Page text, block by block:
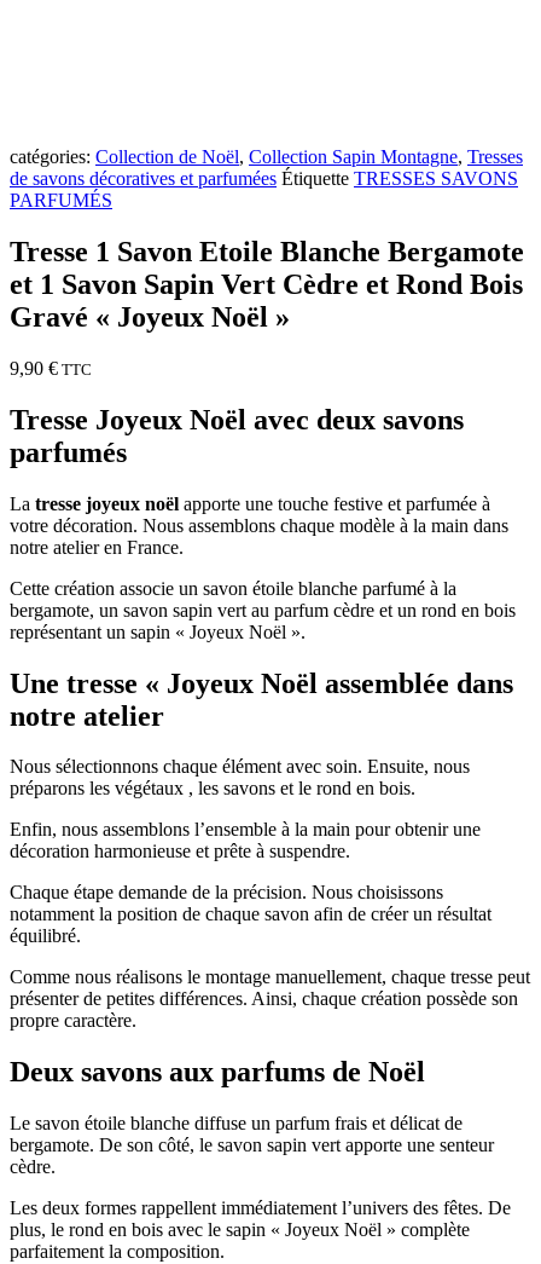
catégories: Collection de Noël, Collection Sapin Montagne, Tresses
de savons décoratives et parfumées Étiquette TRESSES SAVONS
PARFUMÉS
Tresse 1 Savon Etoile Blanche Bergamote
et 1 Savon Sapin Vert Cèdre et Rond Bois
Gravé « Joyeux Noël »
9,90 € TTC
Tresse Joyeux Noël avec deux savons
parfumés
La tresse joyeux noël apporte une touche festive et parfumée à
votre décoration. Nous assemblons chaque modèle à la main dans
notre atelier en France.
Cette création associe un savon étoile blanche parfumé à la
bergamote, un savon sapin vert au parfum cèdre et un rond en bois
représentant un sapin « Joyeux Noël ».
Une tresse « Joyeux Noël assemblée dans
notre atelier
Nous sélectionnons chaque élément avec soin. Ensuite, nous
préparons les végétaux , les savons et le rond en bois.
Enfin, nous assemblons l’ensemble à la main pour obtenir une
décoration harmonieuse et prête à suspendre.
Chaque étape demande de la précision. Nous choisissons
notamment la position de chaque savon afin de créer un résultat
équilibré.
Comme nous réalisons le montage manuellement, chaque tresse peut
présenter de petites différences. Ainsi, chaque création possède son
propre caractère.
Deux savons aux parfums de Noël
Le savon étoile blanche diffuse un parfum frais et délicat de
bergamote. De son côté, le savon sapin vert apporte une senteur
cèdre.
Les deux formes rappellent immédiatement l’univers des fêtes. De
plus, le rond en bois avec le sapin « Joyeux Noël » complète
parfaitement la composition.